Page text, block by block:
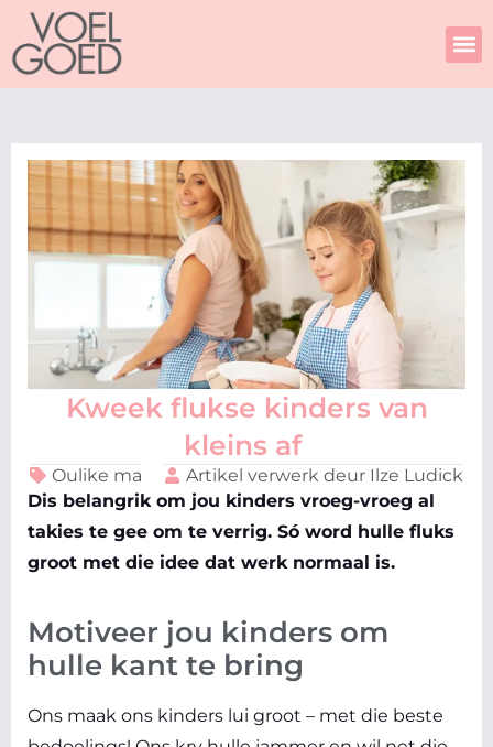
Skip
content
Kweek flukse kinders van
kleins af
Oulike ma
Artikel verwerk deur Ilze Ludick
Dis belangrik om jou kinders vroeg-vroeg al
takies te gee om te verrig. Só word hulle fluks
groot met die idee dat werk normaal is.
Motiveer jou kinders om
hulle kant te bring
Ons maak ons kinders lui groot – met die beste